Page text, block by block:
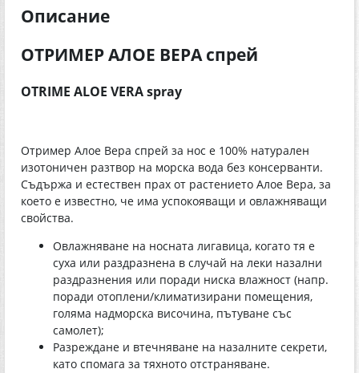
Описание
ОТРИМЕР АЛОЕ ВЕРА спрей
OTRIME ALOE VERA spray
Отример Алое Вера спрей за нос е 100% натурален
изотоничен разтвор на морска вода без консерванти.
Съдържа и естествен прах от растението Алое Вера, за
което е известно, че има успокояващи и овлажняващи
свойства.
Овлажняване на носната лигавица, когато тя е
суха или раздразнена в случай на леки назални
раздразнения или поради ниска влажност (напр.
поради отоплени/климатизирани помещения,
голяма надморска височина, пътуване със
самолет);
Разреждане и втечняване на назалните секрети,
като спомага за тяхното отстраняване.